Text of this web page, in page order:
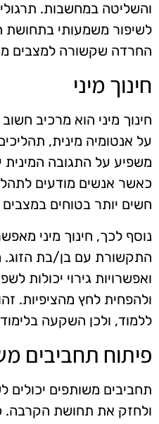
והשליטה במחשבות.
לשיפור משמעותי בתחושת
החרדה שקשורה למצבים
חינוך מיני
חינוך מיני הוא מרכיב
על אנטומיה מינית, תהליכים
משפיע על התגובה המינית
כאשר אנשים מודעים
חשים יותר בטוחים במצבים
נוסף לכך, חינוך מיני
התקשורת עם בן/בת הזוג.
ואפשרויות גירוי יכולות
ולהפחית לחץ מהציפיות.
ללמוד, ולכן השקעה
פיתוח תחביבים
תחביבים משותפים
ולחזק את תחושת הקרבה.